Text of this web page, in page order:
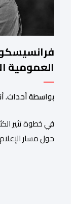
العمومية
معادية
بواسطة أحداث.
في خطوة تثير
حول مسار